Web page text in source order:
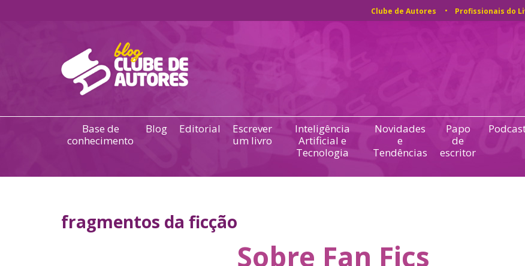
Clube de Autores Profissionais do
Base de
conhecimento
Blog Editorial
Escrever
um livro
Inteligência
Artificial e
Tecnologia
Novidades
e
Tendências
Papo
de
escritor
fragmentos da ficção
Sobre Fan Fics